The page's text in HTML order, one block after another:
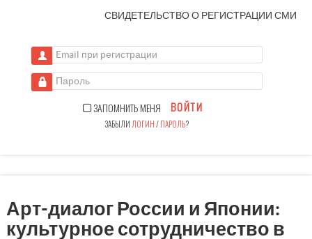
СВИДЕТЕЛЬСТВО О РЕГИСТРАЦИИСМИ
Email при регистрации
Пароль
ЗАПОМНИТЬ МЕНЯ ВОЙТИ
ЗАБЫЛИ ЛОГИН/ПАРОЛЬ?
Арт-диалог России и Японии:
культурное сотрудничество в